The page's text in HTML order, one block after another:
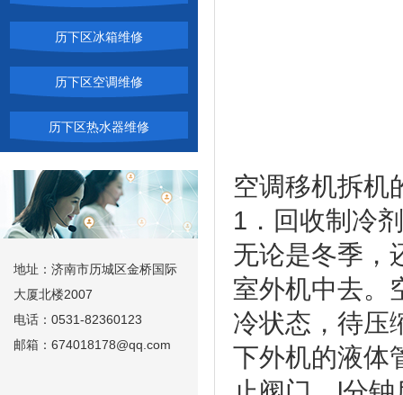
历下区冰箱维修
历下区空调维修
历下区热水器维修
地址：济南市历城区金桥国际
大厦北楼2007
电话：0531-82360123
邮箱：674018178@qq.com
空调移机拆
1．回收
无论是冬季，
室外机中去。
冷状态，待压
下外机的液体